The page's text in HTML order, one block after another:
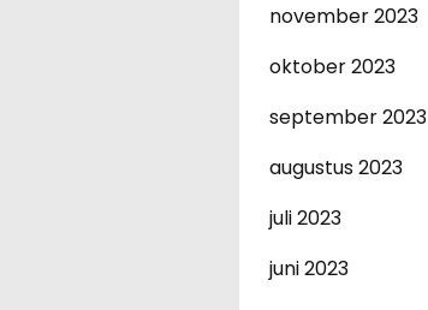
november 2023
oktober 2023
september 2023
augustus 2023
juli 2023
juni 2023